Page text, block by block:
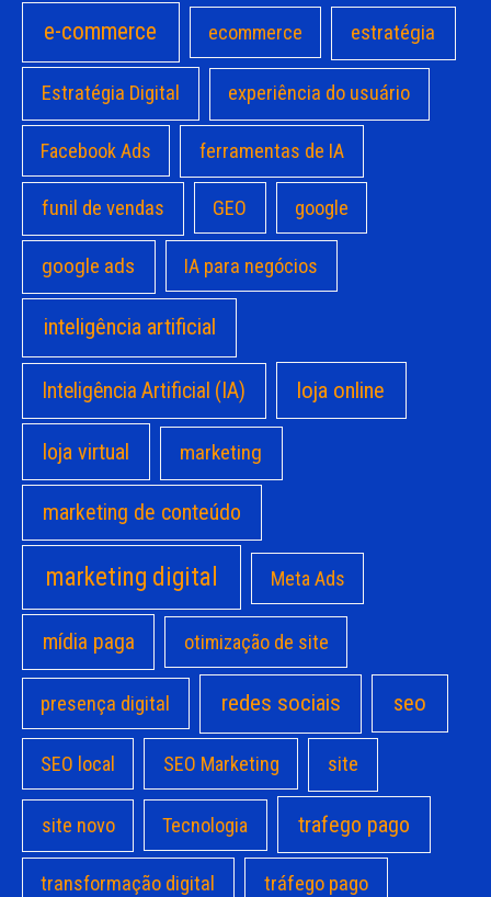
e-commerce ecommerce estratégia
Estratégia Digital experiência do usuário
Facebook Ads ferramentas de IA
funil de vendas GEO google
google ads IA para negócios
inteligência artificial
Inteligência Artificial (IA) loja online
loja virtual marketing
marketing de conteúdo
marketing digital Meta Ads
mídia paga otimização de site
presença digital redes sociais seo
SEO local SEO Marketing site
site novo Tecnologia trafego pago
transformação digital tráfego pago